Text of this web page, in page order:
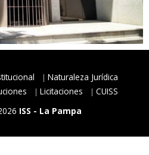
Naturaleza Jurídica
Licitaciones
CUISS
ISS - La Pampa